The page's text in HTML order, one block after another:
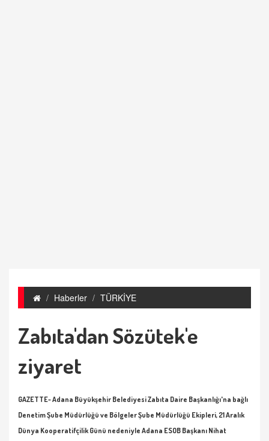
Haberler TÜRKİYE
Zabıta'dan Sözütek'e
ziyaret
GAZETTE- Adana Büyükşehir Belediyesi Zabıta Daire Başkanlığı'na bağlı
Denetim Şube Müdürlüğü ve Bölgeler Şube Müdürlüğü Ekipleri, 21 Aralık
Dünya Kooperatifçilik Günü nedeniyle Adana ESOB Başkanı Nihat